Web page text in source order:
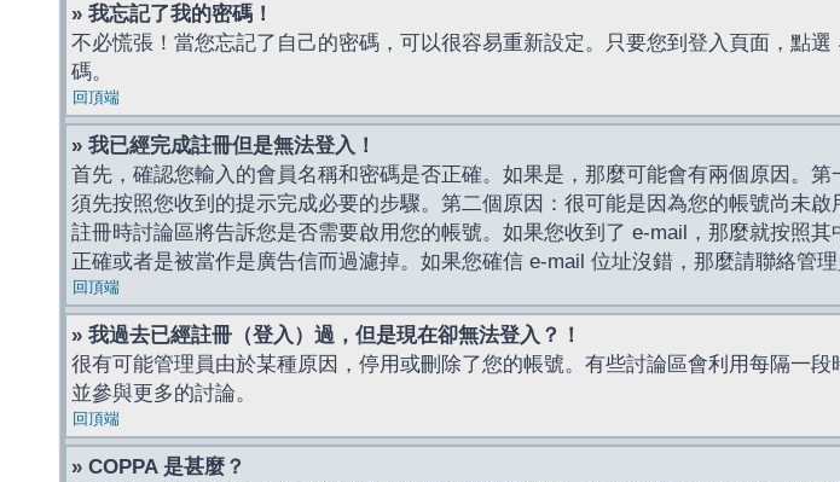
» 我忘記了我的密碼！
不必慌張！當您忘記了自己的密碼，可以很容易重新設定。只要您到登入頁面，點選
碼。
回頂端
» 我已經完成註冊但是無法登入！
首先，確認您輸入的會員名稱和密碼是否正確。如果是，那麼可能會有兩個原因。
須先按照您收到的提示完成必要的步驟。第二個原因：很可能是因為您的帳號尚未
註冊時討論區將告訴您是否需要啟用您的帳號。如果您收到了 e-mail，那麼就按照
正確或者是被當作是廣告信而過濾掉。如果您確信 e-mail 位址沒錯，那麼請聯絡管理
回頂端
» 我過去已經註冊（登入）過，但是現在卻無法登入？！
很有可能管理員由於某種原因，停用或刪除了您的帳號。有些討論區會利用每隔一
並參與更多的討論。
回頂端
» COPPA 是甚麼？